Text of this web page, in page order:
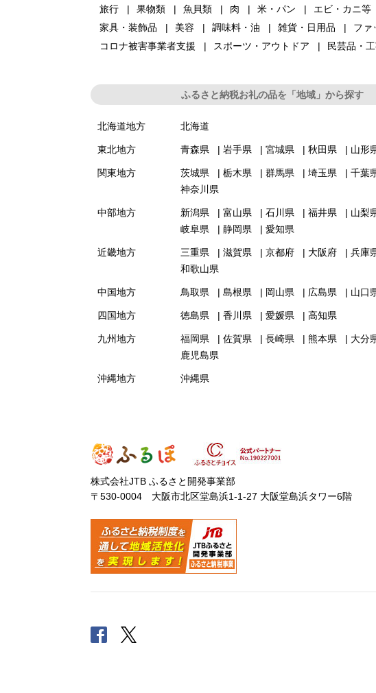
旅行 果物類 魚貝類 肉 米・パン エビ・カニ等
家具・装飾品
美容 調味料・油 雑貨・日用品 ファ
コロナ被害事業者支援
スポーツ・アウトドア 民芸品・
ふるさと納税お礼の品を「地域」から探す
北海道地方 北海道
東北地方 青森県 岩手県 宮城県 秋田県 山形
関東地方 茨城県 栃木県 群馬県 埼玉県 千葉
神奈川県
中部地方 新潟県 富山県 石川県 福井県 山梨
岐阜県
静岡県 愛知県
近畿地方 三重県 滋賀県 京都府 大阪府 兵庫
和歌山県
中国地方 鳥取県 島根県 岡山県 広島県 山口
四国地方 徳島県 香川県 愛媛県 高知県
九州地方 福岡県 佐賀県 長崎県 熊本県 大分
鹿児島県
沖縄地方 沖縄県
株式会社JTB ふるさと開発事業部
〒530-0004 大阪市北区堂島浜1-1-27 大阪堂島浜タワー6階
Facebook